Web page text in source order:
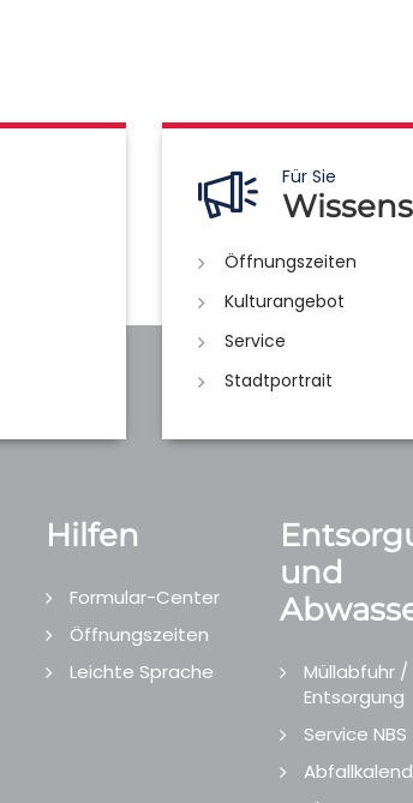
Für Sie
Öffnungszeiten
Kulturangebot
Service
Stadtportrait
Hilfen
Formular-Center
Öffnungszeiten
Leichte Sprache
und
Müllabfuhr /
Entsorgung
Service NBS